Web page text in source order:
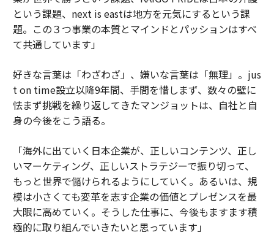
という課題、next is eastは地方を元気にするという課
題。この３つ事業の本質とマインドとパッションはすべ
て共通しています」
好きな言葉は「わざわざ」、嫌いな言葉は「無理」。jus
t on time設立以降9年間、手間を惜しまず、数々の壁に
怯まず挑戦を繰り返してきたマンジョットは、自社と自
身の今後をこう語る。
「海外に出ていく日本企業が、正しいコンテンツ、正し
いマーケティング、正しいストラテジーで振り切って、
もっと世界で儲けられるようにしていく。あるいは、規
模は小さくても変革を志す企業の価値とプレゼンスを最
大限に高めていく。そうした仕事に、今後もますます積
極的に取り組んでいきたいと思っています」